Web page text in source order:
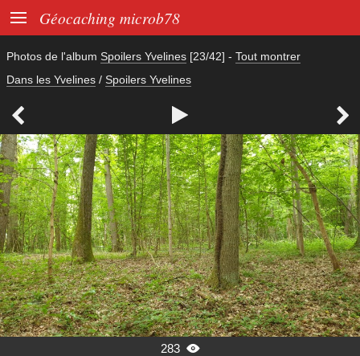
 Géocaching microb78
Photos de l'album Spoilers Yvelines [23/42] - Tout montrer
Dans les Yvelines / Spoilers Yvelines
  
283 